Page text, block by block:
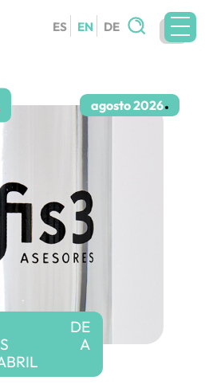
ES EN DE
SERVICES
WORK WITH US
agosto 2026
DE
A